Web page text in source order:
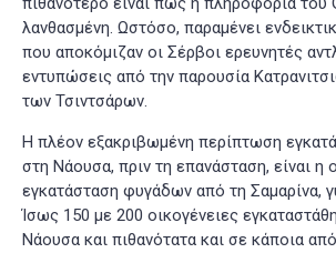
λανθασμένη. Ωστόσο, παραμένει
που αποκόμιζαν οι Σέρβοι ερευνητές
εντυπώσεις από την παρουσία
των Τσιντσάρων.
Η πλέον εξακριβωμένη περίπτωση
στη Νάουσα, πριν τη επανάσταση, είναι η
εγκατάσταση φυγάδων από τη Σαμαρίνα,
Ίσως 150 με 200 οικογένειες
Νάουσα και πιθανότατα και σε κάποια